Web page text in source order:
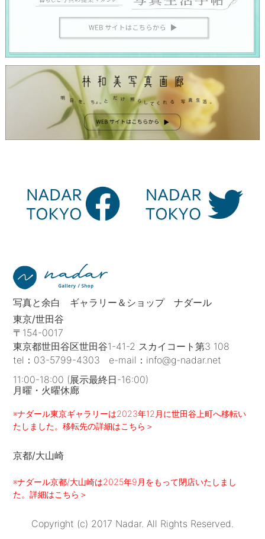
写真と余白 ギャラリー＆ショップ ナダール
東京/世田谷
〒154-0017
東京都世田谷区世田谷1-41-2 スカイコート第3 108
tel： 03-5799-4303 e-mail： info@g-nadar.net
11:00-18:00 (展示最終日-16:00)
月曜・火曜休廊
※ナダール東京ギャラリーは2023年12月に世田谷上町へ移転い
たしました。移転先の詳細はこちら＞
京都/大山崎
※ナダール京都/大山崎は2025年9月をもって閉店いたしまし
た。詳細はこちら＞
Copyright (c) 2017 Nadar. All Rights Reserved.